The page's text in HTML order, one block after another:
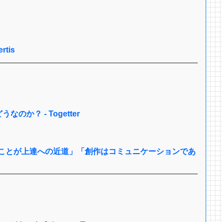
うなのか？ - Togetter
が上達への近道」「創作はコミュニケーションであ